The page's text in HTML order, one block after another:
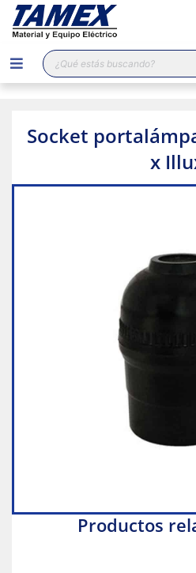
Búsqueda
de
productos
Socket
x
Productos